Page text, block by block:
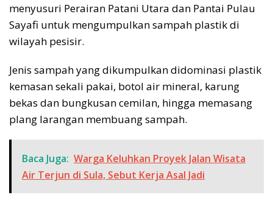
menyusuri Perairan Patani Utara dan Pantai Pulau
Sayafi untuk mengumpulkan sampah plastik di
wilayah pesisir.
Jenis sampah yang dikumpulkan didominasi plastik
kemasan sekali pakai, botol air mineral, karung
bekas dan bungkusan cemilan, hingga memasang
plang larangan membuang sampah.
Baca Juga: Warga Keluhkan Proyek Jalan Wisata
Air Terjun di Sula, Sebut Kerja Asal Jadi